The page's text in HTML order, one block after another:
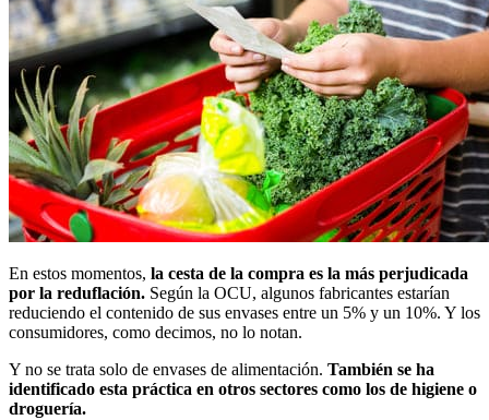
En estos momentos, la cesta de la compra es la más perjudicada
por la reduflación. Según la OCU, algunos fabricantes estarían
reduciendo el contenido de sus envases entre un 5% y un 10%. Y los
consumidores, como decimos, no lo notan.
Y no se trata solo de envases de alimentación. También se ha
identificado esta práctica en otros sectores como los de higiene o
droguería.